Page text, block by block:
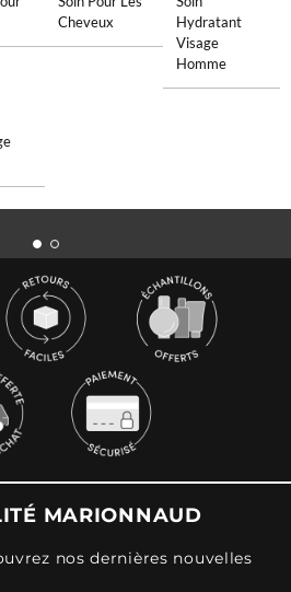
Cheveux
Hydratant
Visage
Homme
MARIONNAUD
nos dernières nouvelles